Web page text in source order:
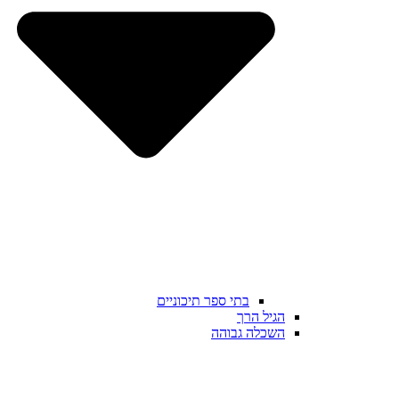
בתי ספר תיכוניים
הגיל הרך
השכלה גבוהה